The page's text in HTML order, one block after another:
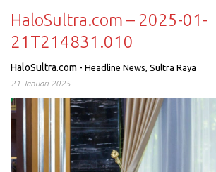
HaloSultra.com – 2025-01-
21T214831.010
HaloSultra.com - Headline News, Sultra Raya
21 Januari 2025